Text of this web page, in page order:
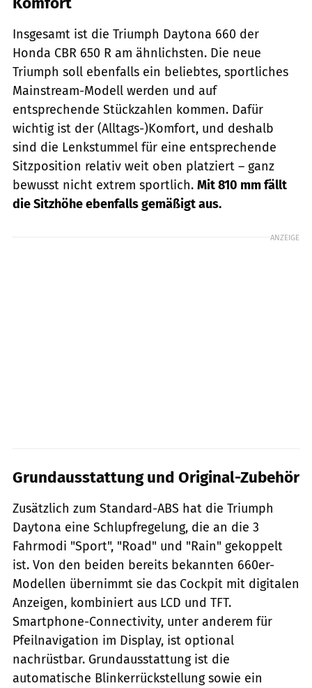
Insgesamt ist die Triumph Daytona 660 der
Honda CBR 650 R am ähnlichsten. Die neue
Triumph soll ebenfalls ein beliebtes, sportliches
Mainstream-Modell werden und auf
entsprechende Stückzahlen kommen. Dafür
wichtig ist der (Alltags-)Komfort, und deshalb
sind die Lenkstummel für eine entsprechende
Sitzposition relativ weit oben platziert – ganz
bewusst nicht extrem sportlich. Mit 810 mm fällt
die Sitzhöhe ebenfalls gemäßigt aus.
ANZEIGE
Grundausstattung und Original-Zubehör
Zusätzlich zum Standard-ABS hat die Triumph
Daytona eine Schlupfregelung, die an die 3
Fahrmodi "Sport", "Road" und "Rain" gekoppelt
ist. Von den beiden bereits bekannten 660er-
Modellen übernimmt sie das Cockpit mit digitalen
Anzeigen, kombiniert aus LCD und TFT.
Smartphone-Connectivity, unter anderem für
Pfeilnavigation im Display, ist optional
nachrüstbar. Grundausstattung ist die
automatische Blinkerrückstellung sowie ein